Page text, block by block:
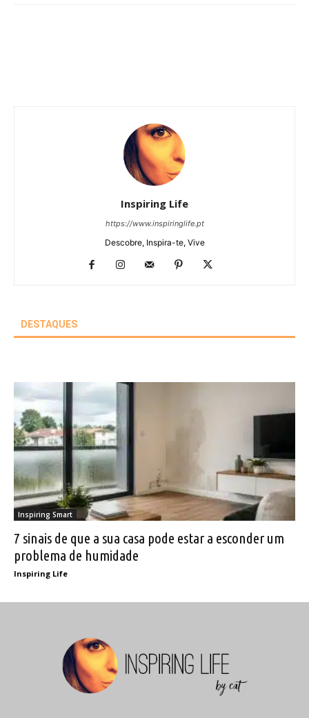
Inspiring Life
https://www.inspiringlife.pt
Descobre, Inspira-te, Vive
DESTAQUES
Inspiring Smart
7 sinais de que a sua casa pode estar a esconder um
problema de humidade
Inspiring Life